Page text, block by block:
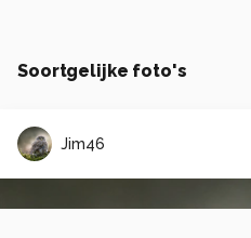
Soortgelijke foto's
Jim46